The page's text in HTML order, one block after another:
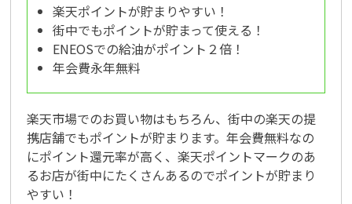
楽天ポイントが貯まりやすい！
街中でもポイントが貯まって使える！
ENEOSでの給油がポイント２倍！
年会費永年無料
楽天市場でのお買い物はもちろん、街中の楽天の提
携店舗でもポイントが貯まります。年会費無料なの
にポイント還元率が高く、楽天ポイントマークのあ
るお店が街中にたくさんあるのでポイントが貯まり
やすい！